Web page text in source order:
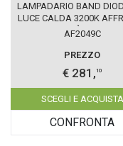
LAMPADARIO BAND
LUCE CALDA 3200K
CAFFÈ MEDIO
AF2049C
PREZZO
€ 281, 10
SCEGLI E ACQUISTA
CONFRONTA